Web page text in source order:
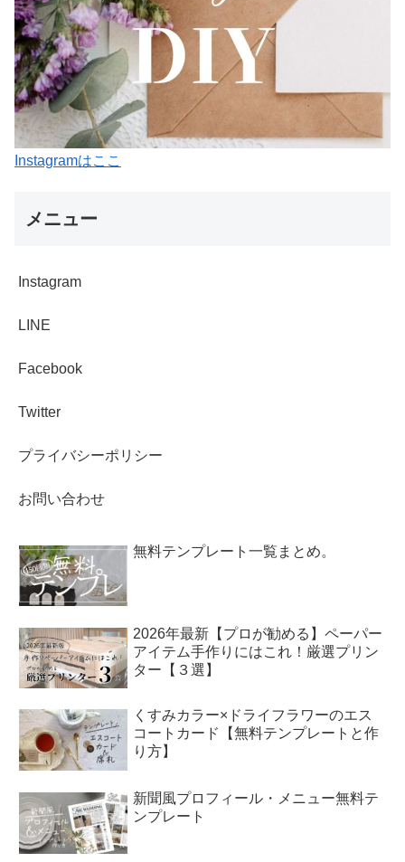
Instagramはここ
メニュー
Instagram
LINE
Facebook
Twitter
プライバシーポリシー
お問い合わせ
無料テンプレート一覧まとめ。
2026年最新【プロが勧める】ペーパー
アイテム手作りにはこれ！厳選プリン
ター【３選】
くすみカラー×ドライフラワーのエス
コートカード【無料テンプレートと作
り方】
新聞風プロフィール・メニュー無料テ
ンプレート